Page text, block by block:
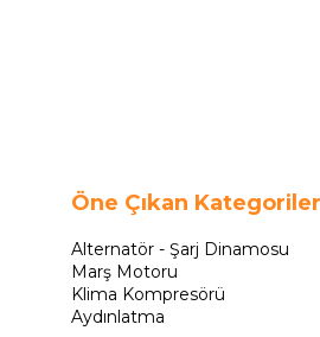
Öne Çıkan Kategoriler
Alternatör - Şarj Dinamosu
Marş Motoru
Klima Kompresörü
Aydınlatma